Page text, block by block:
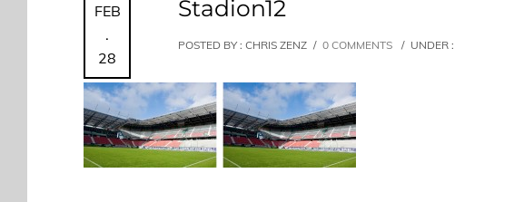
FEB
.
28
Stadion12
POSTED BY : CHRIS ZENZ / 0 COMMENTS / UNDER :